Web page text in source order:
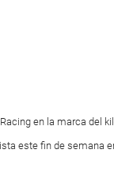
en la marca del
este fin de semana